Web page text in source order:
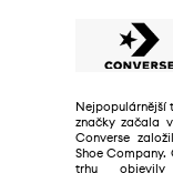
Nejpopulárnější
značky začala
Converse
Shoe Company.
trhu objevily